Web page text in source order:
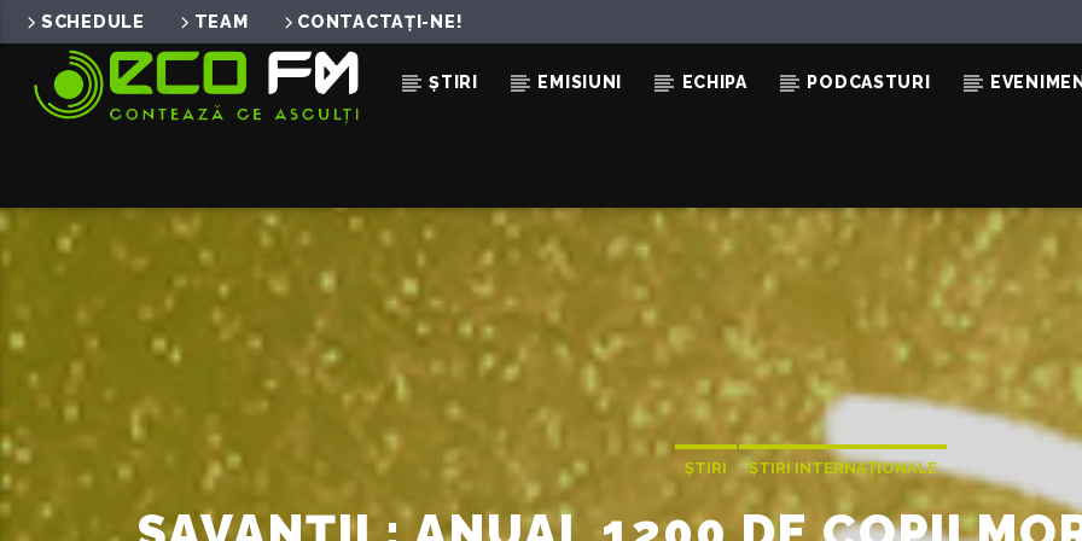
SCHEDULE TEAM CONTACTAȚI-NE!
ȘTIRI EMISIUNI ECHIPA PODCASTURI
ACUM ÎN DIRECT
TELL ME WHO (FEAT. ENELI)
VANOTEK
ȘTIRI ȘTIRI INTERNAȚIONALE